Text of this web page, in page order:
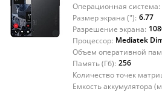
Операционная система:
Размер экрана ("): 6.77
Разрешение экрана:
Процессор: Mediatek
Объем оперативной
Память (Гб): 256
Количество точек
Емкость аккумулятора